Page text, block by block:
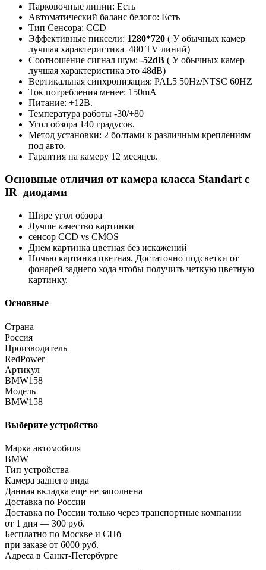
Парковочные линии: Есть
Автоматический баланс белого: Есть
Тип Сенсора: CCD
Эффективные пиксели: 1280*720 ( У обычных камер
лучшая характеристика 480 TV линий)
Соотношение сигнал шум: -52dB ( У обычных камер
лучшая характеристика это 48dB)
Вертикальная синхронизация: PAL5 50Hz/NTSC 60HZ
Ток потребления менее: 150mA
Питание: +12В.
Температура работы -30/+80
Угол обзора 140 градусов.
Метод установки: 2 болтами к различным креплениям
под авто.
Гарантия на камеру 12 месяцев.
Основные отличия от камера класса Standart с
IR диодами
Шире угол обзора
Лучше качество картинки
сенсор CCD vs CMOS
Днем картинка цветная без искажений
Ночью картинка цветная. Достаточно подсветки от
фонарей заднего хода чтобы получить четкую цветную
картинку.
Основные
Страна
Россия
Производитель
RedPower
Артикул
BMW158
Модель
BMW158
Выберите устройство
Марка автомобиля
BMW
Тип устройства
Камера заднего вида
Данная вкладка еще не заполнена
Доставка по России
Доставка по России только через транспортные компании
от 1 дня — 300 руб.
Бесплатно по Москве и СПб
при заказе от 6000 руб.
Адреса в Санкт-Петербурге